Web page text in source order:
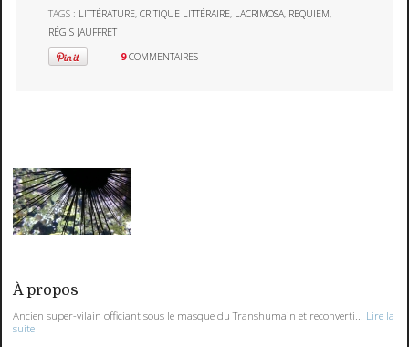
TAGS : LITTÉRATURE,CRITIQUE LITTÉRAIRE, LACRIMOSA, REQUIEM,
RÉGIS JAUFFRET
9 COMMENTAIRES
À propos
Ancien super-vilain officiant sous le masque du Transhumain et reconverti...
Lire la
suite